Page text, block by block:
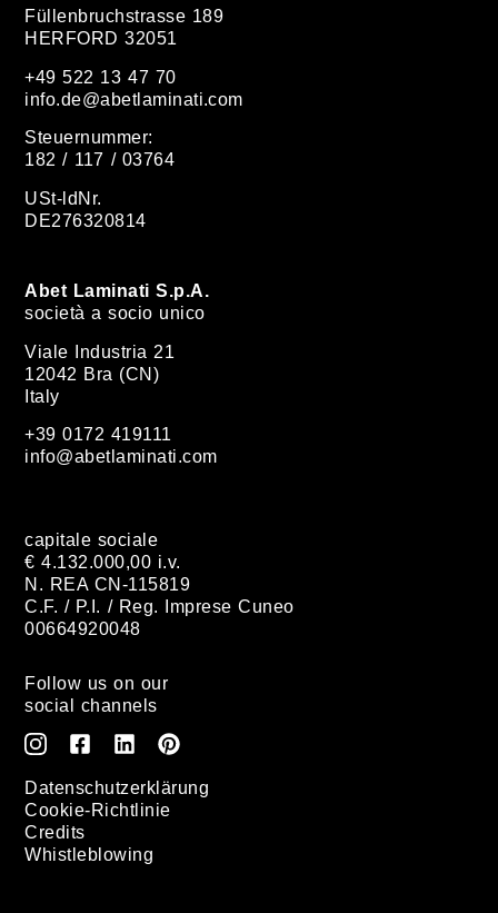
Füllenbruchstrasse 189
HERFORD 32051
+49 522 13 47 70
info.de@abetlaminati.com
Steuernummer:
182 / 117 / 03764
USt-ldNr.
DE276320814
Abet Laminati S.p.A.
società a socio unico
Viale Industria 21
12042 Bra (CN)
Italy
+39 0172 419111
info@abetlaminati.com
capitale sociale
€ 4.132.000,00 i.v.
N. REA CN-115819
C.F. / P.I. / Reg. Imprese Cuneo
00664920048
Follow us on our
social channels
Datenschutzerklärung
Cookie-Richtlinie
Credits
Whistleblowing